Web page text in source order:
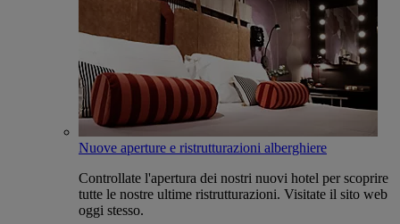
Nuove aperture e ristrutturazioni alberghiere
Controllate l'apertura dei nostri nuovi hotel per scoprire
tutte le nostre ultime ristrutturazioni. Visitate il sito web
oggi stesso.